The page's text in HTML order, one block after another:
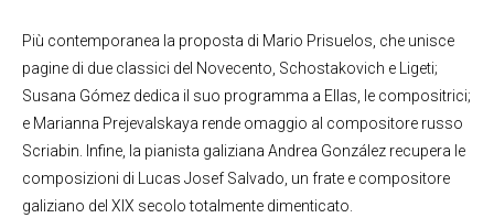
Più contemporanea la proposta di Mario Prisuelos, che unisce
pagine di due classici del Novecento, Schostakovich e Ligeti;
Susana Gómez dedica il suo programma a Ellas, le compositrici;
e Marianna Prejevalskaya rende omaggio al compositore russo
Scriabin. Infine, la pianista galiziana Andrea González recupera le
composizioni di Lucas Josef Salvado, un frate e compositore
galiziano del XIX secolo totalmente dimenticato.